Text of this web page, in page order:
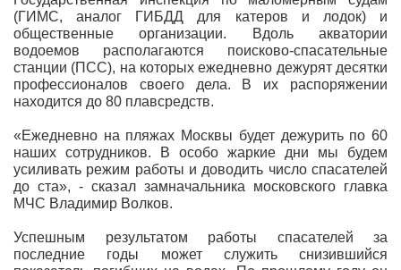
(ГИМС, аналог ГИБДД для катеров и лодок) и
общественные организации. Вдоль акватории
водоемов располагаются поисково-спасательные
станции (ПСС), на которых ежедневно дежурят десятки
профессионалов своего дела. В их распоряжении
находится до 80 плавсредств.
«Ежедневно на пляжах Москвы будет дежурить по 60
наших сотрудников. В особо жаркие дни мы будем
усиливать режим работы и доводить число спасателей
до ста», - сказал замначальника московского главка
МЧС Владимир Волков.
Успешным результатом работы спасателей за
последние годы может служить снизившийся